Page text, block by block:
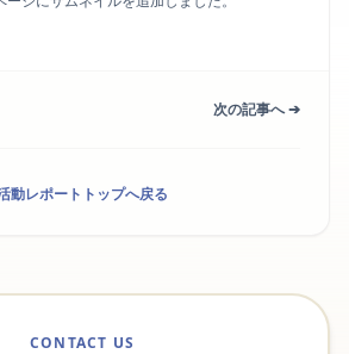
次の記事へ ➔
動レポートトップへ戻る
CONTACT US